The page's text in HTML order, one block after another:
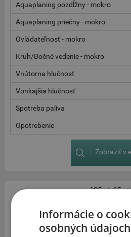
Aquaplaning pozdĺžny - mokro
Aquaplaning priečny - mokro
Ovládateľnosť - mokro
Kruh/Bočné vedenie - mokro
Vnútorna hlučnosť
Vonkajšia hlučnosť
Spotreba paliva
Opotrebenie
Zobraziť v
185 65
Informácie o
osobných údajoch